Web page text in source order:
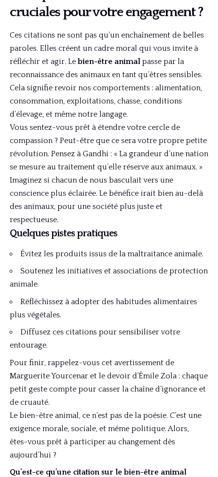
cruciales pour votre engagement ?
Ces citations ne sont pas qu’un enchaînement de belles
paroles. Elles créent un cadre moral qui vous invite à
réfléchir et agir. Lebien-être animal passe par la
reconnaissance des animaux en tant qu’êtres sensibles.
Cela signifie revoir nos comportements : alimentation,
consommation, exploitations, chasse, conditions
d’élevage, et même notre langage.
Vous sentez-vous prêt à étendre votre cercle de
compassion ? Peut-être que ce sera votre propre petite
révolution. Pensez à Gandhi : « La grandeur d’une nation
se mesure au traitement qu’elle réserve aux animaux. »
Imaginez si chacun de nous basculait vers une
conscience plus éclairée. Le bénéfice irait bien au-delà
des animaux, pour une société plus juste et
respectueuse.
Quelques pistes pratiques
Évitez les produits issus de la maltraitance animale.
Soutenez les initiatives et associations de protection
animale.
Réfléchissez à adopter des habitudes alimentaires
plus végétales.
Diffusez ces citations pour sensibiliser votre
entourage.
Pour finir, rappelez-vous cet avertissement de
Marguerite Yourcenar et le devoir d’Émile Zola : chaque
petit geste compte pour casser la chaîne d’ignorance et
de cruauté.
Le bien-être animal, ce n’est pas de la poésie. C’est une
exigence morale, sociale, et même politique. Alors,
êtes-vous prêt à participer au changement dès
aujourd’hui ?
Qu’est-ce qu’une citation sur le bien-être animal